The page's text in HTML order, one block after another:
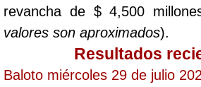
Fantástica Noche
Motilon Tarde
revancha de $ 4,500
valores son aproximados).
Resultados
Baloto miércoles 29 de julio